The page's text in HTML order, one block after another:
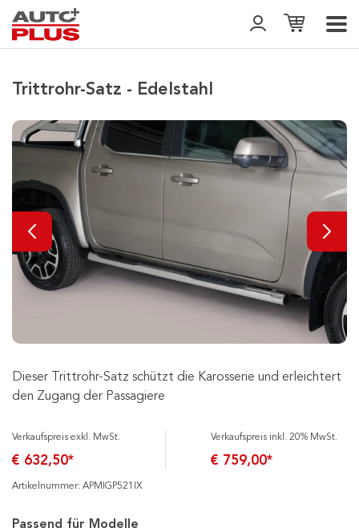
Trittrohr-Satz - Edelstahl
Dieser Trittrohr-Satz schützt die Karosserie und erleichtert
den Zugang der Passagiere
Verkaufspreis exkl. MwSt.
€ 632,50*
Verkaufspreis inkl. 20% MwSt.
€ 759,00*
Artikelnummer: APMIGP521IX
Passend für Modelle